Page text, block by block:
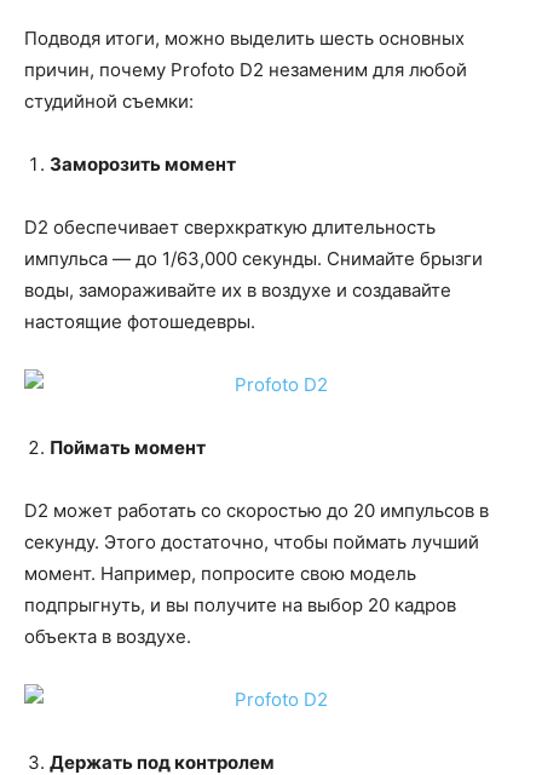
Подводя итоги, можно выделить шесть основных
причин, почему Profoto D2 незаменим для любой
студийной съемки:
Заморозить момент
D2 обеспечивает сверхкраткую длительность
импульса — до 1/63,000 секунды. Снимайте брызги
воды, замораживайте их в воздухе и создавайте
настоящие фотошедевры.
Поймать момент
D2 может работать со скоростью до 20 импульсов в
секунду. Этого достаточно, чтобы поймать лучший
момент. Например, попросите свою модель
подпрыгнуть, и вы получите на выбор 20 кадров
объекта в воздухе.
Держать под контролем